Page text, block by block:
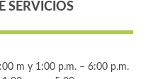
SERVICIOS
m y 1:00 p.m. – 6:00 p.m.